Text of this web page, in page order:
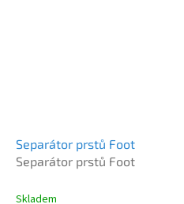
Separátor prstů Foot
Separátor prstů Foot
Skladem